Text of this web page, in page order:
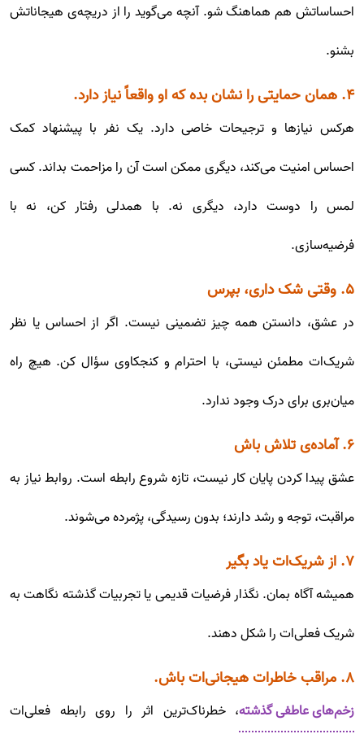
احساساتش هم هماهنگ شو. آنچه می‌گوید را از دریچه‌ی هیجاناتش
بشنو.
۴. همان حمایتی را نشان بده که او واقعاً نیاز دارد.
هرکس نیازها و ترجیحات خاصی دارد. یک نفر با پیشنهاد کمک
احساس امنیت می‌کند، دیگری ممکن است آن را مزاحمت بداند. کسی
لمس را دوست دارد، دیگری نه. با همدلی رفتار کن، نه با
فرضیه‌سازی.
۵. وقتی شک داری، بپرس
در عشق، دانستن همه چیز تضمینی نیست. اگر از احساس یا نظر
شریک‌ات مطمئن نیستی، با احترام و کنجکاوی سؤال کن. هیچ راه
میان‌بری برای درک وجود ندارد.
۶. آماده‌ی تلاش باش
عشق پیدا کردن پایان کار نیست، تازه شروع رابطه است. روابط نیاز به
مراقبت، توجه و رشد دارند؛ بدون رسیدگی، پژمرده می‌شوند.
۷. از شریک‌ات یاد بگیر
همیشه آگاه بمان. نگذار فرضیات قدیمی یا تجربیات گذشته نگاهت به
شریک فعلی‌ات را شکل دهند.
۸. مراقب خاطرات هیجانی‌ات باش.
زخم‌های عاطفی گذشته، خطرناک‌ترین اثر را روی رابطه فعلی‌ات